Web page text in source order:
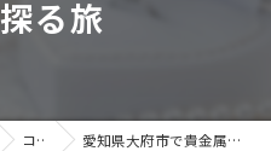
る旅
コラム 愛知県大府市で貴金属バブルの真実を探る旅